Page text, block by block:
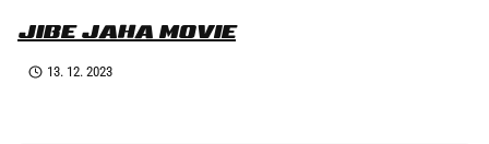
JIBE JAHA MOVIE
13. 12. 2023